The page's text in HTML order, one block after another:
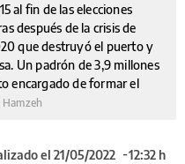
al fin de las elecciones
después de la crisis de
que destruyó el puerto y
Un padrón de 3,9 millones
encargado de formar el
Hamzeh
el 21/05/2022
12:32 h